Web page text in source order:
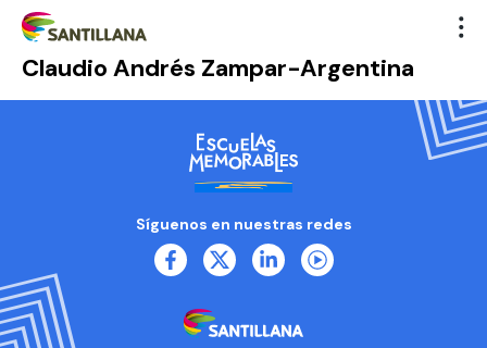
Claudio Andrés Zampar-Argentina
Síguenos en nuestras redes